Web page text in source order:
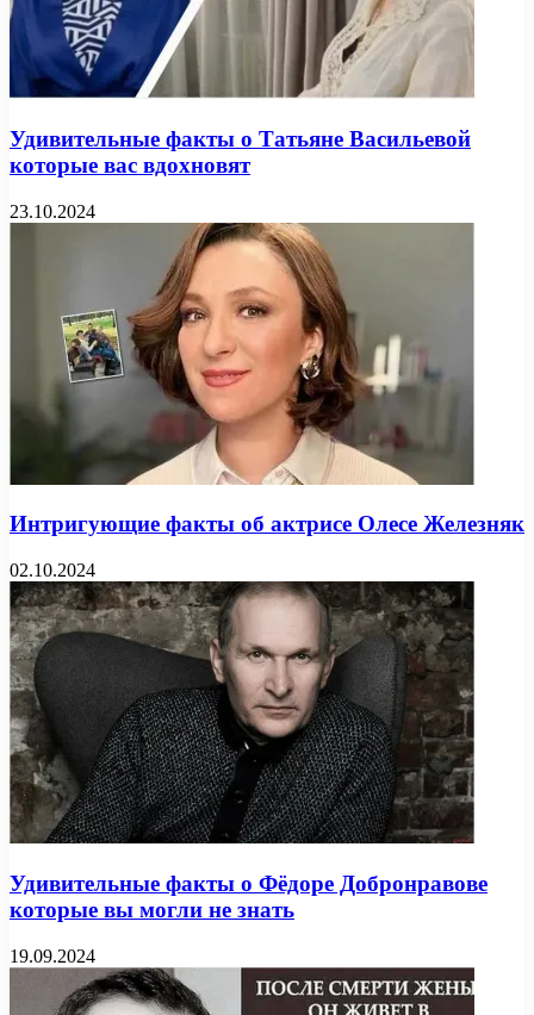
Удивительные факты о Татьяне Васильевой
которые вас вдохновят
23.10.2024
Интригующие факты об актрисе Олесе Железняк
02.10.2024
Удивительные факты о Фёдоре Добронравове
которые вы могли не знать
19.09.2024